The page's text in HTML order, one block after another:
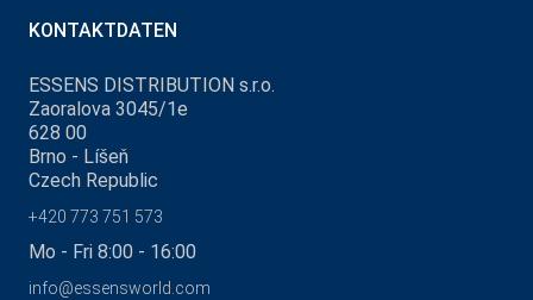
KONTAKTDATEN
ESSENS DISTRIBUTION s.r.o.
Zaoralova 3045/1e
628 00
Brno - Líšeň
Czech Republic
+420 773 751 573
Mo - Fri 8:00 - 16:00
info@essensworld.com